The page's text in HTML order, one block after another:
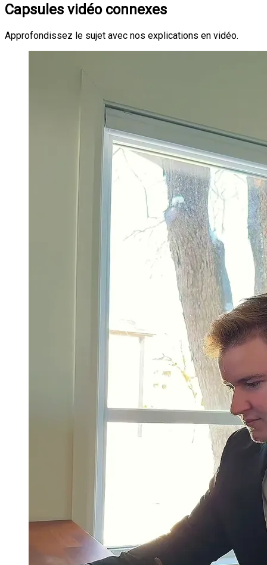
Capsules vidéo connexes
Approfondissez le sujet avec nos explications en vidéo.